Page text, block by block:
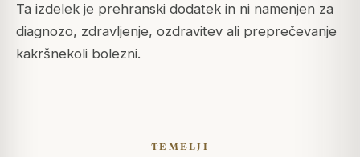
Ta izdelek je prehranski dodatek in ni namenjen za
diagnozo, zdravljenje, ozdravitev ali preprečevanje
kakršnekoli bolezni.
TEMELJI